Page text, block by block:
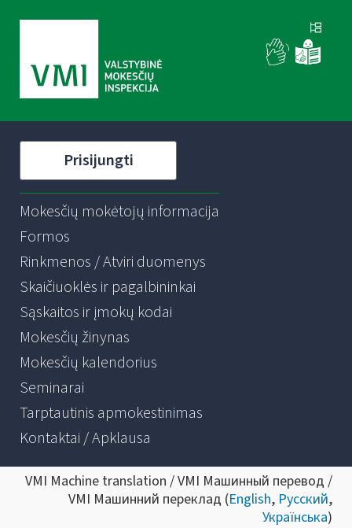
Prisijungti
Mokesčių mokėtojų informacija
Formos
Rinkmenos / Atviri duomenys
Skaičiuoklės ir pagalbininkai
Sąskaitos ir įmokų kodai
Mokesčių žinynas
Mokesčių kalendorius
Seminarai
Tarptautinis apmokestinimas
Kontaktai / Apklausa
VMI Machine translation / VMI Машинный перевод /
VMI Машинний переклад (English, Русский,
Українська)